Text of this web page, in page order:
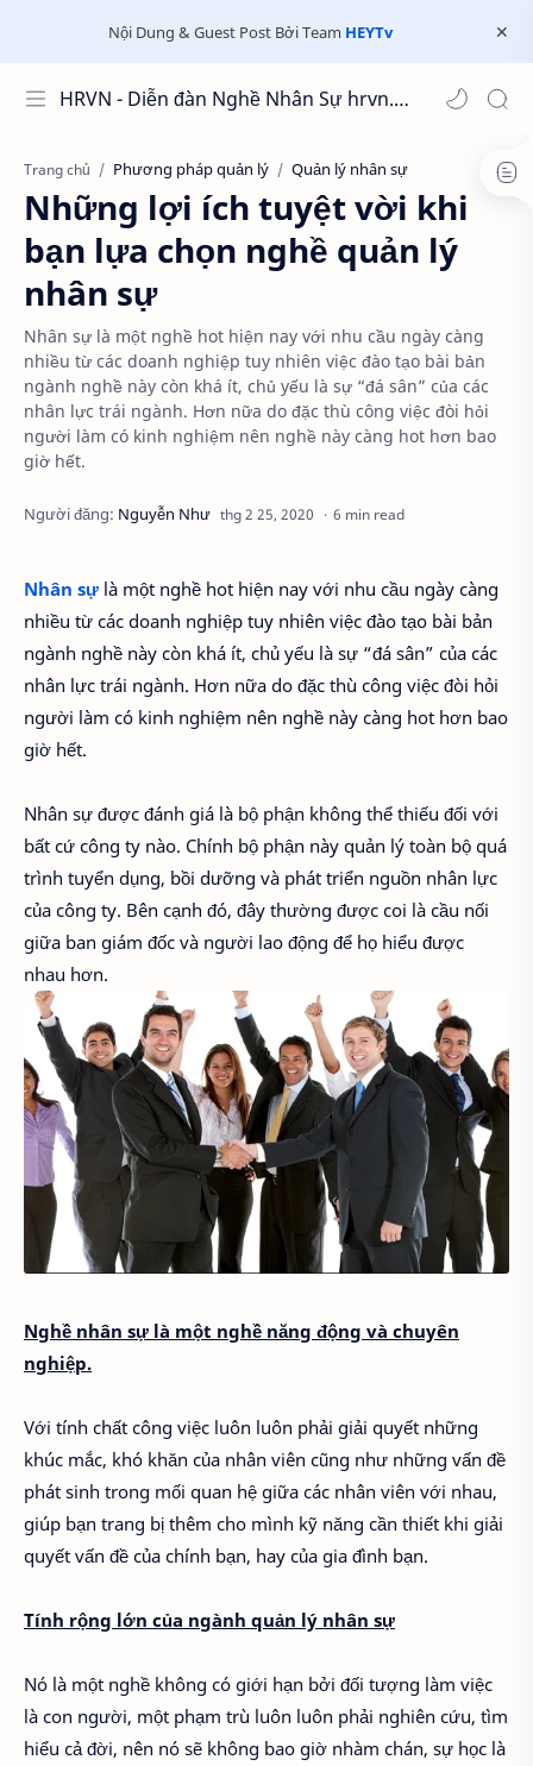
Nội Dung & Guest Post Bởi Team HEYTv
HRVN - Diễn đàn Nghề Nhân Sự hrvn.com.vn
Trang chủ Phương pháp quản lý Quản lý nhân sự
Những lợi ích tuyệt vời khi
bạn lựa chọn nghề quản lý
nhân sự
Nhân sự là một nghề hot hiện nay với nhu cầu ngày càng
nhiều từ các doanh nghiệp tuy nhiên việc đào tạo bài bản
ngành nghề này còn khá ít, chủ yếu là sự “đá sân” của các
nhân lực trái ngành. Hơn nữa do đặc thù công việc đòi hỏi
người làm có kinh nghiệm nên nghề này càng hot hơn bao
giờ hết.
6 min read
Nhân sự là một nghề hot hiện nay với nhu cầu ngày càng
nhiều từ các doanh nghiệp tuy nhiên việc đào tạo bài bản
ngành nghề này còn khá ít, chủ yếu là sự “đá sân” của các
nhân lực trái ngành. Hơn nữa do đặc thù công việc đòi hỏi
người làm có kinh nghiệm nên nghề này càng hot hơn bao
giờ hết.
Nhân sự được đánh giá là bộ phận không thể thiếu đối với
bất cứ công ty nào. Chính bộ phận này quản lý toàn bộ quá
trình tuyển dụng, bồi dưỡng và phát triển nguồn nhân lực
của công ty. Bên cạnh đó, đây thường được coi là cầu nối
giữa ban giám đốc và người lao động để họ hiểu được
nhau hơn.
Nghề nhân sự là một nghề năng động và chuyên
nghiệp.
Với tính chất công việc luôn luôn phải giải quyết những
khúc mắc, khó khăn của nhân viên cũng như những vấn đề
phát sinh trong mối quan hệ giữa các nhân viên với nhau,
giúp bạn trang bị thêm cho mình kỹ năng cần thiết khi giải
quyết vấn đề của chính bạn, hay của gia đình bạn.
Tính rộng lớn của ngành quản lý nhân sự
Nó là một nghề không có giới hạn bởi đối tượng làm việc
là con người, một phạm trù luôn luôn phải nghiên cứu, tìm
hiểu cả đời, nên nó sẽ không bao giờ nhàm chán, sự học là